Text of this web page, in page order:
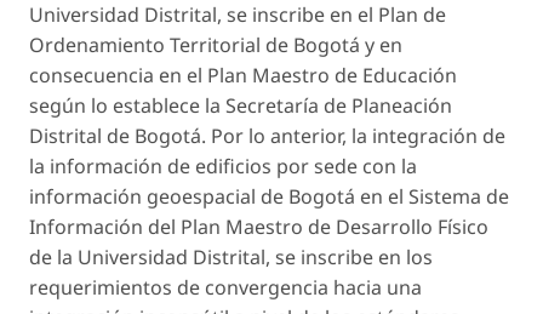
Universidad Distrital, se inscribe en el Plan de
Ordenamiento Territorial de Bogotá y en
consecuencia en el Plan Maestro de Educación
según lo establece la Secretaría de Planeación
Distrital de Bogotá. Por lo anterior, la integración de
la información de edificios por sede con la
información geoespacial de Bogotá en el Sistema de
Información del Plan Maestro de Desarrollo Físico
de la Universidad Distrital, se inscribe en los
requerimientos de convergencia hacia una